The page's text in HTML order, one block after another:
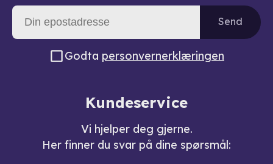
Send
Godta personvernerklæringen
Kundeservice
Vi hjelper deg gjerne.
Her finner du svar på dine spørsmål: